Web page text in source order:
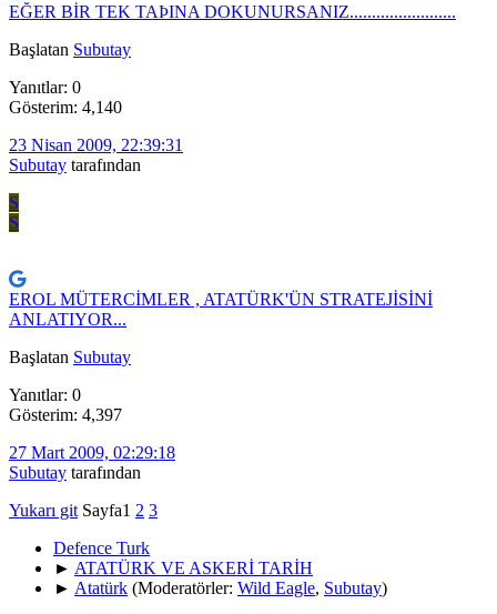
EĞER BİR TEK TAÞINA DOKUNURSANIZ........................
Başlatan Subutay
Yanıtlar: 0
Gösterim: 4,140
23 Nisan 2009, 22:39:31
Subutay tarafından
S
S
EROL MÜTERCİMLER , ATATÜRK'ÜN STRATEJİSİNİ
ANLATIYOR...
Başlatan Subutay
Yanıtlar: 0
Gösterim: 4,397
27 Mart 2009, 02:29:18
Subutay tarafından
Yukarı git Sayfa1 2 3
Defence Turk
► ATATÜRK VE ASKERİ TARİH
► Atatürk (Moderatörler: Wild Eagle, Subutay)